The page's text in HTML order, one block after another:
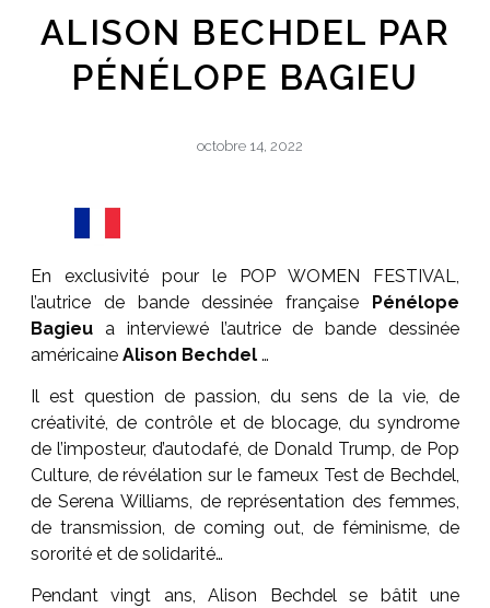
ALISON BECHDEL PAR
PÉNÉLOPE BAGIEU
octobre 14, 2022
En exclusivité pour le POP WOMEN FESTIVAL,
l’autrice de bande dessinée française Pénélope
Bagieu a interviewé l’autrice de bande dessinée
américaine Alison Bechdel…
Il est question de passion, du sens de la vie, de
créativité, de contrôle et de blocage, du syndrome
de l’imposteur, d’autodafé, de Donald Trump, de Pop
Culture, de révélation sur le fameux Test de Bechdel,
de Serena Williams, de représentation des femmes,
de transmission, de coming out, de féminisme, de
sororité et de solidarité…
Pendant vingt ans, Alison Bechdel se bâtit une